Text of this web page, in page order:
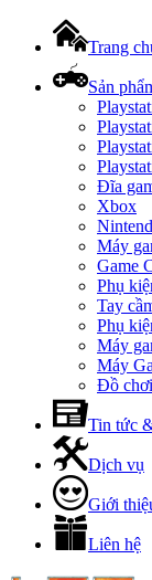
Trang
Sản
Đĩa
Xbox
Máy
Game
Phụ
Tay
Phụ
Máy
Máy
Đồ
Tin tức
Dịch vụ
Giới
Liên hệ